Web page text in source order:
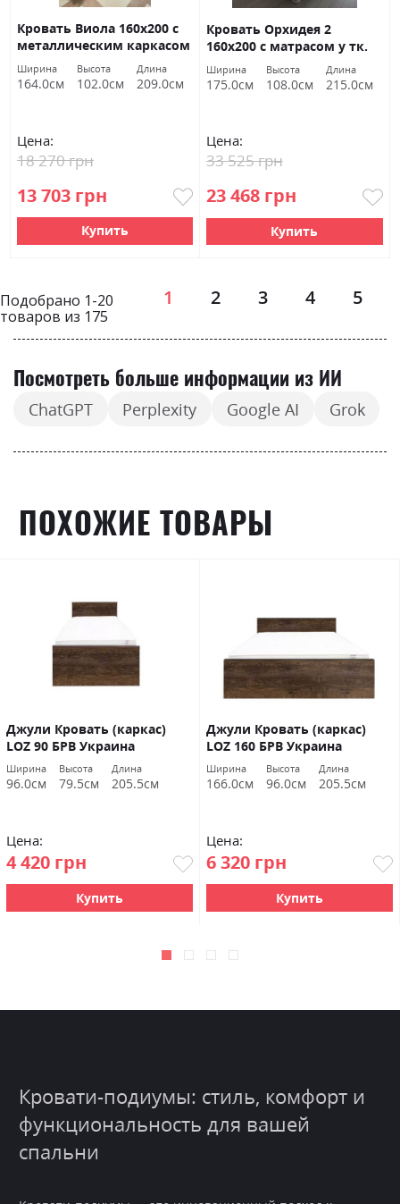
Кровать Виола 160х200 с
металлическим каркасом
у тк. Кашарель 48 ВНД
Луцк Акция
Ширина
164.0см
Высота
102.0см
Длина
209.0см
Цена:
13 703 грн
18 270 грн
Купить
Кровать Орхидея 2
160х200 с матрасом у тк.
Айс Крем 01 ВНД Луцк
Акция
Ширина
175.0см
Высота
108.0см
Длина
215.0см
Цена:
23 468 грн
33 525 грн
Купить
Подобрано 1-20
товаров из 175
Страница
1 2 3 4 5
Посмотреть больше информации из ИИ
ChatGPT Perplexity Google AI Grok
ПОХОЖИЕ ТОВАРЫ
Джули Кровать (каркас)
LOZ 90 БРВ Украина
Ширина
96.0см
Высота
79.5см
Длина
205.5см
Цена:
4 420 грн
Купить
Джули Кровать (каркас)
LOZ 160 БРВ Украина
Ширина
166.0см
Высота
96.0см
Длина
205.5см
Цена:
6 320 грн
Купить
Кровати-подиумы: стиль, комфорт и
функциональность для вашей
спальни